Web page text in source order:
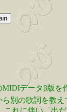
MIDIデータβ版を
別の歌詞を教